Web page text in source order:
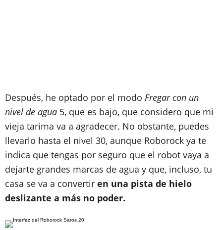
Después, he optado por el modo Fregar con un
nivel de agua 5, que es bajo, que considero que mi
vieja tarima va a agradecer. No obstante, puedes
llevarlo hasta el nivel 30, aunque Roborock ya te
indica que tengas por seguro que el robot vaya a
dejarte grandes marcas de agua y que, incluso, tu
casa se va a convertir en una pista de hielo
deslizante a más no poder.